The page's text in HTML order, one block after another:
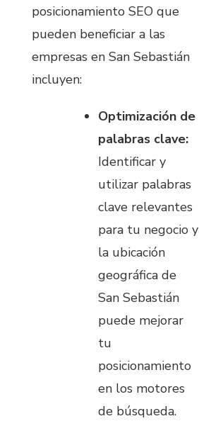
posicionamiento SEO que
pueden beneficiar a las
empresas en San Sebastián
incluyen:
Optimización de
palabras clave:
Identificar y
utilizar palabras
clave relevantes
para tu negocio y
la ubicación
geográfica de
San Sebastián
puede mejorar
tu
posicionamiento
en los motores
de búsqueda.